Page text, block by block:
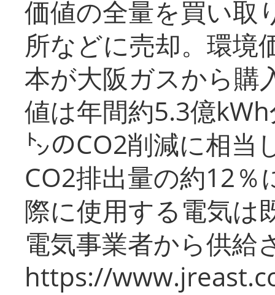
価値の全量を買い取
所などに売却。環境
本が大阪ガスから購
値は年間約5.3億
㌧のCO2削減に相当
CO2排出量の約12％
際に使用する電気は
電気事業者から供給
https://